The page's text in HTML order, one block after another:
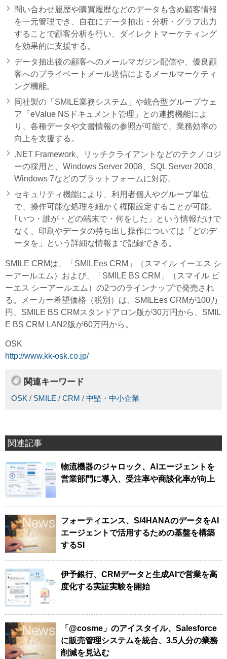
問い合わせ履歴や購買履歴などのデータも含め顧客情報
を一元管理でき、自在にデータ抽出・分析・グラフ出力
することで顧客分析を行い、ダイレクトマーケティング
を効果的に支援する。
データ抽出後の顧客へのメールマガジン配信や、優良顧
客へのプライベートメール送信によるメールマーケティ
ング機能。
同社製の「SMILE業務システム」や統合型グループウェ
ア「eValue NSドキュメント管理」との連携機能によ
り、各種データや文書情報の参照が可能で、業務効率の
向上を支援する。
.NET Framework、リッチクライアントなどのテクノロジ
ーの採用と、Windows Server 2008、SQL Server 2008、
Windows 7などのプラットフォームに対応。
セキュリティ機能により、利用者個人やグループ単位
で、操作可能な処理を細かく権限設定することが可能。
｢いつ・誰が・どの端末で・何をした」という情報だけで
なく、印刷やデータの持ち出し操作については「どのデ
ータを」という詳細な情報まで記録できる。
SMILE CRMは、「SMILEes CRM」（スマイル イーエス シ
ーアールエム）および、「SMILE BS CRM」（スマイル ビ
ーエス シーアールエム）の2つのラインナップで発売され
る。メーカー希望価格（税別）は、SMILEes CRMが100万
円、SMILE BS CRMスタンドアロン版が30万円から、SMIL
E BS CRM LAN2版が60万円から。
OSK
http://www.kk-osk.co.jp/
関連キーワード
OSK / SMILE / CRM / 中堅・中小企業
関連記事
物流機器のジャロック、AIエージェントを
営業部門に導入、受注率や商談化率が向上
フォーティエンス、S/4HANAのデータをAI
エージェントで活用するための基盤を構築
するSI
伊予銀行、CRMデータと生成AIで営業を高
度化する実証実験を開始
「@cosme」のアイスタイル、Salesforce
に販売管理システムを統合、3.5人分の業務
削減を見込む